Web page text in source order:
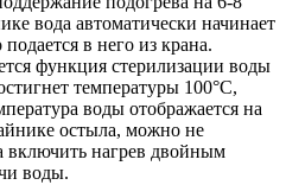
вода автоматически начинает
подается в него из крана.
функция стерилизации воды
температуры 100°С,
воды отображается на
остыла, можно не
включить нагрев двойным
воды.